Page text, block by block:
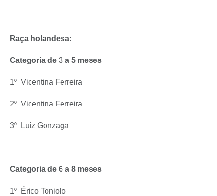
Raça holandesa:
Categoria de 3 a 5 meses
1º  Vicentina Ferreira
2º  Vicentina Ferreira
3º  Luiz Gonzaga
Categoria de 6 a 8 meses
1º  Érico Toniolo